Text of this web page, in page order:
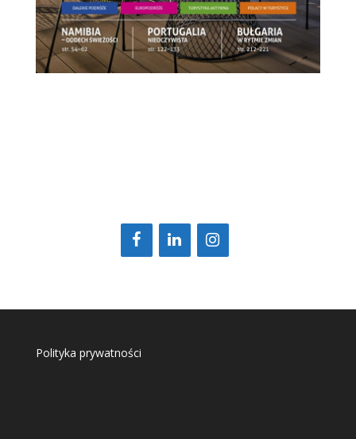
Polityka prywatności